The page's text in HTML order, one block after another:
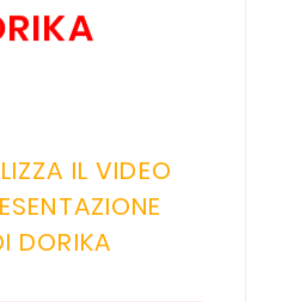
IL VIDEO
DORIKA